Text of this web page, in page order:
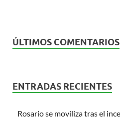
ÚLTIMOS COMENTARIOS
ENTRADAS RECIENTES
Rosario se moviliza tras el